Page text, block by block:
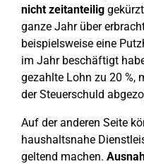
nicht zeitanteilig
ganze Jahr über
beispielsweise eine
im Jahr beschäftigt
gezahlte Lohn zu 20 %,
der Steuerschuld
Auf der anderen Seite
haushaltsnahe
geltend machen.